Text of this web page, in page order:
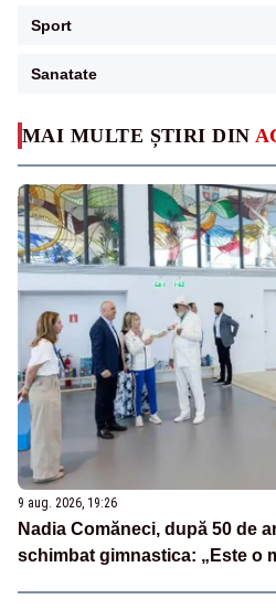
MAI MULTE ȘTIRI DIN
9 aug. 2026, 19:26
Nadia Comăneci, după 50 de
schimbat gimnastica: „Este o
Sport
Sanatate